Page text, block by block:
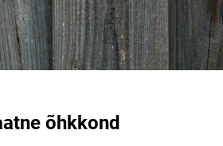
õhkkond